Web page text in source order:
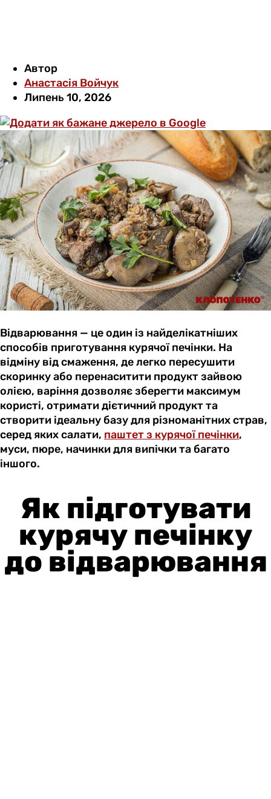
Автор
Анастасія Войчук
Липень 10, 2026
Відварювання — це один із найделікатніших
способів приготування курячої печінки. На
відміну від смаження, де легко пересушити
скоринку або перенаситити продукт зайвою
олією, варіння дозволяє зберегти максимум
користі, отримати дієтичний продукт та
створити ідеальну базу для різноманітних страв,
серед яких салати, паштет з курячої печінки,
муси, пюре, начинки для випічки та багато
іншого.
Як підготувати
курячу печінку
до відварювання